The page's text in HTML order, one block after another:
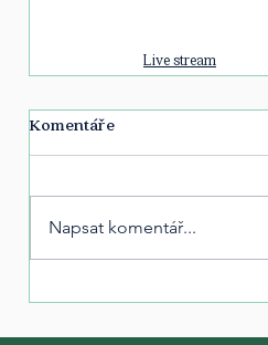
Live stream
Komentáře
Napsat komentář...